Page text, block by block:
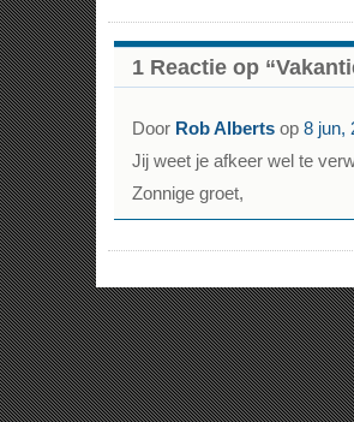
1 Reactie op
Door Rob Alberts op 8 jun,
Jij weet je afkeer wel te
Zonnige groet,